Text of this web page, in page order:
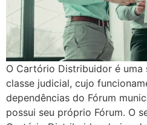
O Cartório Distribuidor é uma
classe judicial, cujo
dependências do Fórum
possui seu próprio Fórum. O